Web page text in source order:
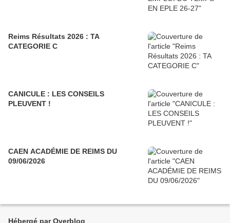
Reims Résultats 2026 : TA
CATEGORIE C
CANICULE : LES CONSEILS
PLEUVENT !
CAEN ACADÉMIE DE REIMS DU
09/06/2026
Hébergé par Overblog